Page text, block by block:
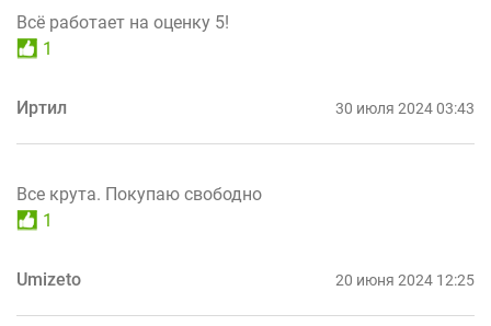
Всё работает на оценку 5!
1
Иртил 30 июля 2024 03:43
Все крута. Покупаю свободно
1
Umizeto 20 июня 2024 12:25